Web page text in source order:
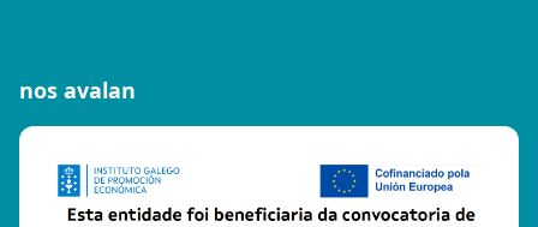
nos avalan